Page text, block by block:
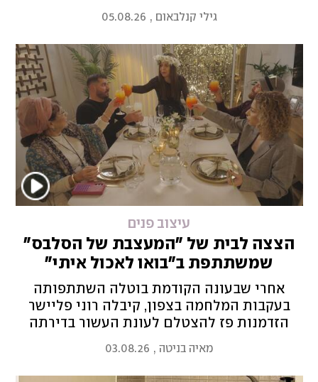
לאירוח המשפחה המורחבת
גילי קנלבאום ,
05.08.26
עיצוב פנים
הצצה לבית של "המעצבת של הסלבס"
שמשתתפת ב"בואו לאכול איתי"
אחרי שבעונה הקודמת בוטלה השתתפותה
בעקבות המלחמה בצפון, קיבלה רוני פליישר
הזדמנות פז להצטלם לעונת העשור בדירתה
כמו טיטי איינאו, גל רובין ואורטל עמר, אך
לדבריה, אפשר לשדרג חלל בכל תקציב
מאיה בניטה,
03.08.26